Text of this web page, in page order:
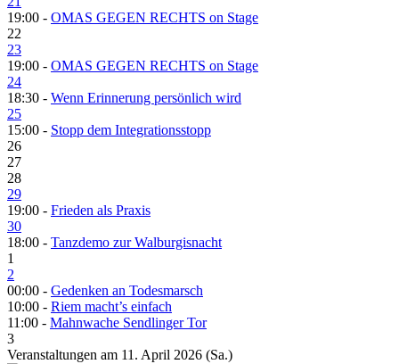
19:00 - OMAS GEGEN RECHTS on Stage
22
23
19:00 - OMAS GEGEN RECHTS on Stage
24
18:30 - Wenn Erinnerung persönlich wird
25
15:00 - Stopp dem Integrationsstopp
26
27
28
29
19:00 - Frieden als Praxis
30
18:00 - Tanzdemo zur Walburgisnacht
1
2
00:00 - Gedenken an Todesmarsch
10:00 - Riem macht’s einfach
11:00 - Mahnwache Sendlinger Tor
3
Veranstaltungen am 11. April 2026 (Sa.)